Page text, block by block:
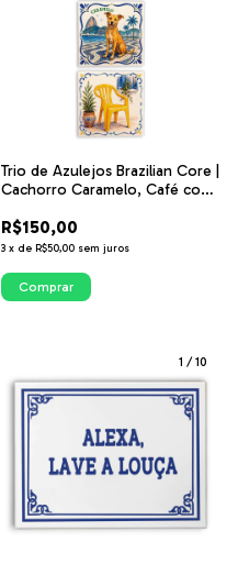
Trio de Azulejos Brazilian Core |
Cachorro Caramelo, Café com
Decoração Brasileira | ITsLEJO
R$150,00
3 x de R$50,00 sem juros
Comprar
1 /10